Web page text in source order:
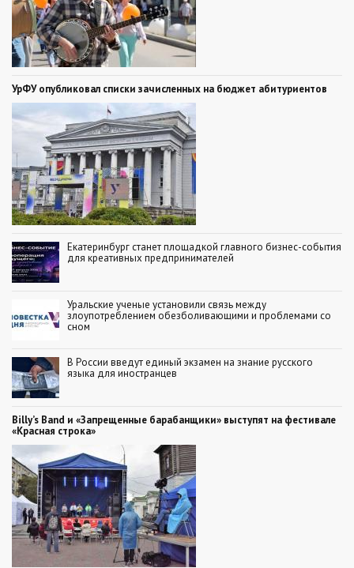
УрФУ опубликовал списки зачисленных на бюджет абитуриентов
Екатеринбург станет площадкой главного бизнес-события
для креативных предпринимателей
Уральские ученые установили связь между
злоупотреблением обезболивающими и проблемами со
сном
В России введут единый экзамен на знание русского
языка для иностранцев
Billy’s Band и «Запрещенные барабанщики» выступят на фестивале
«Красная строка»